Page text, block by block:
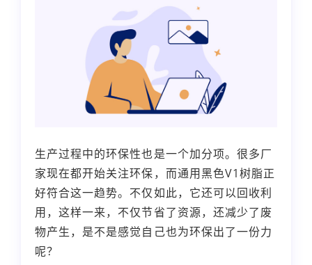
生产过程中的环保性也是一个加分项。很多厂
家现在都开始关注环保，而通用黑色V1树脂正
好符合这一趋势。不仅如此，它还可以回收利
用，这样一来，不仅节省了资源，还减少了废
物产生，是不是感觉自己也为环保出了一份力
呢？